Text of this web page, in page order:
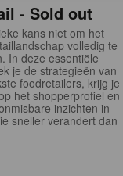
- Sold out
kans niet om het
volledig te
In deze essentiële
je de strategieën van
foodretailers, krijg je
het shopperprofiel en
inzichten in
sneller verandert dan